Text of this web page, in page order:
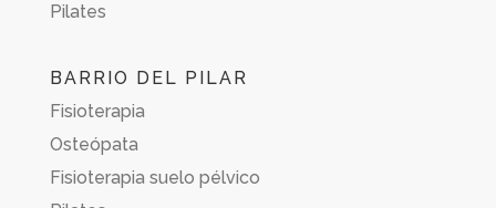
Pilates
BARRIO DEL PILAR
Fisioterapia
Osteópata
Fisioterapia suelo pélvico